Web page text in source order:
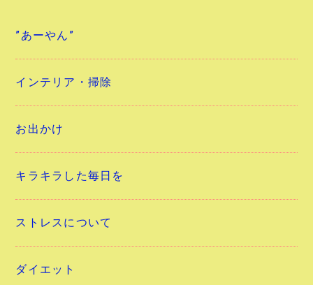
”あーやん”
インテリア・掃除
お出かけ
キラキラした毎日を
ストレスについて
ダイエット